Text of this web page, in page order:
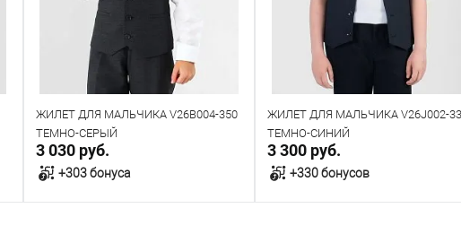
ЖИЛЕТ ДЛЯ МАЛЬЧИКА V26B004-350
ТЕМНО-СЕРЫЙ
3 030 руб.
+303 бонуса
ЖИЛЕТ ДЛЯ МАЛЬЧИКА V26J002-
ТЕМНО-СИНИЙ
3 300 руб.
+330 бонусов